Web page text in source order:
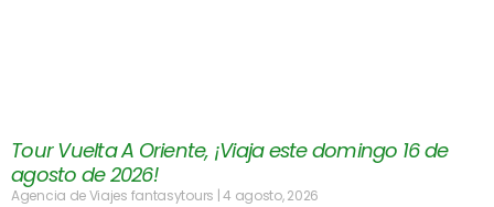
Tour Vuelta A Oriente, ¡Viaja este domingo 16 de
agosto de 2026!
Agencia de Viajes fantasytours 4 agosto, 2026